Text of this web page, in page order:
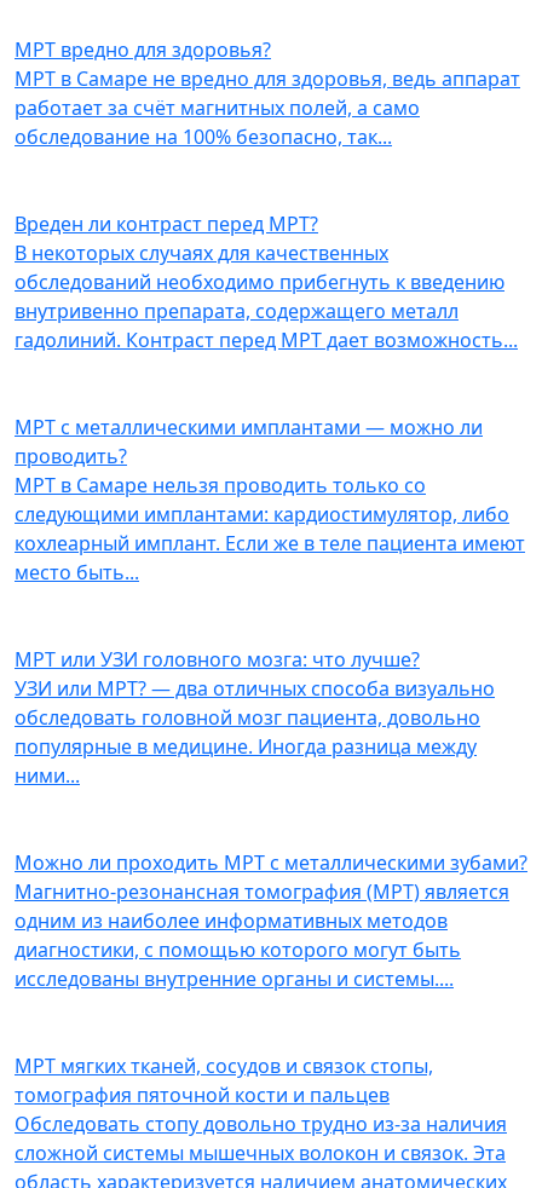
МРТ вредно для здоровья?
МРТ в Самаре не вредно для здоровья, ведь аппарат
работает за счёт магнитных полей, а само
обследование на 100% безопасно, так...
Вреден ли контраст перед МРТ?
В некоторых случаях для качественных
обследований необходимо прибегнуть к введению
внутривенно препарата, содержащего металл
гадолиний. Контраст перед МРТ дает возможность...
МРТ с металлическими имплантами — можно ли
проводить?
МРТ в Самаре нельзя проводить только со
следующими имплантами: кардиостимулятор, либо
кохлеарный имплант. Если же в теле пациента имеют
место быть...
МРТ или УЗИ головного мозга: что лучше?
УЗИ или МРТ? — два отличных способа визуально
обследовать головной мозг пациента, довольно
популярные в медицине. Иногда разница между
ними...
Можно ли проходить МРТ с металлическими зубами?
Магнитно-резонансная томография (МРТ) является
одним из наиболее информативных методов
диагностики, с помощью которого могут быть
исследованы внутренние органы и системы....
МРТ мягких тканей, сосудов и связок стопы,
томография пяточной кости и пальцев
Обследовать стопу довольно трудно из-за наличия
сложной системы мышечных волокон и связок. Эта
область характеризуется наличием анатомических